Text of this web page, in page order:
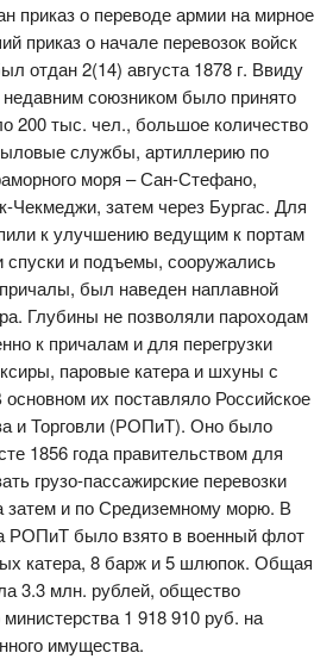
приказ о переводе армии на мирное
приказ о начале перевозок войск
отдан 2(14) августа 1878 г. Ввиду
союзником было принято
200 тыс. чел., большое количество
службы, артиллерию по
моря – Сан-Стефано,
Чекмеджи, затем через Бургас. Для
к улучшению ведущим к портам
спуски и подъемы, сооружались
был наведен наплавной
Глубины не позволяли пароходам
к причалам и для перегрузки
паровые катера и шхуны с
их поставляло Российское
и Торговли (РОПиТ). Оно было
1856 года правительством для
грузо-пассажирские перевозки
затем и по Средиземному морю. В
РОПиТ было взято в военный флот
катера, 8 барж и 5 шлюпок. Общая
3.3 млн. рублей, общество
1 918 910 руб. на
имущества.